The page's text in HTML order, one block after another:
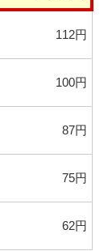
112円
100円
87円
75円
62円